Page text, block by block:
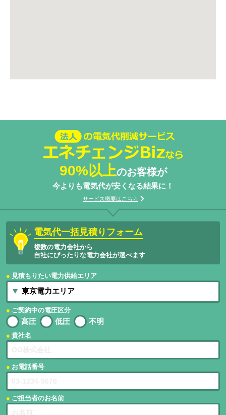
法人の電気代削減サービスエネチェン
ジBizなら
90%以上のお客様が
今よりも電気代が安くなる結果に！
サービス概要はこちら
電気代一括見積りフォーム
複数の電力会社から
自社にぴったりな電力会社が選べます
見積もりたい電力供給エリア
ご契約中の電圧区分
高圧 低圧 不明
貴社名
お電話番号
ご担当者のお名前